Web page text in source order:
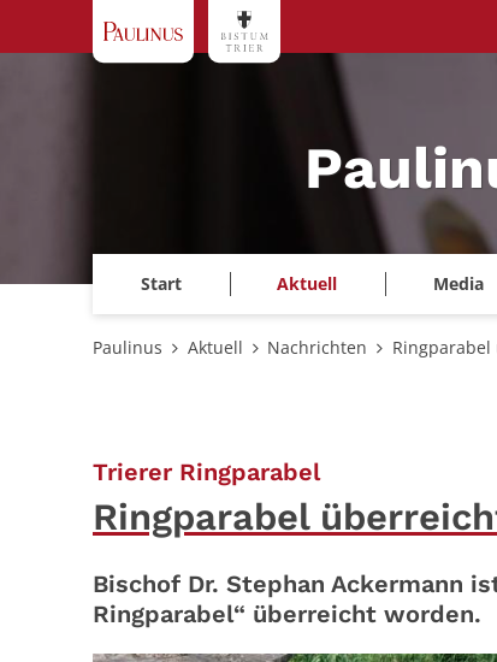
Start Aktuell Media
Paulinus Aktuell Nachrichten
Trierer Ringparabel:
Ringparabel
Bischof Dr. Stephan Ackermann
Ringparabel“ überreicht worden.